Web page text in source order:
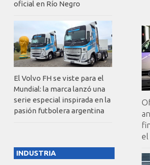
el
oficial en Río Negro
El Volvo FH se viste para el
Mundial: la marca lanzó una
serie especial inspirada en la
pasión futbolera argentina
INDUSTRIA